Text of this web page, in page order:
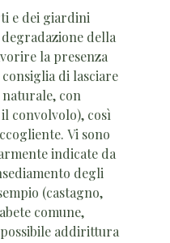
e dei giardini
della
la presenza
di lasciare
con
convolvolo), così
Vi sono
indicate da
degli
(castagno,
comune,
addirittura